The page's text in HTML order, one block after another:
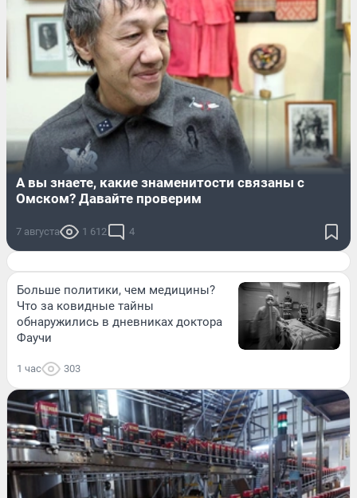
А вы знаете, какие знаменитости связаны с
Омском? Давайте проверим
7 августа 1 612 4
Больше политики, чем медицины?
Что за ковидные тайны
обнаружились в дневниках доктора
Фаучи
1 час 303